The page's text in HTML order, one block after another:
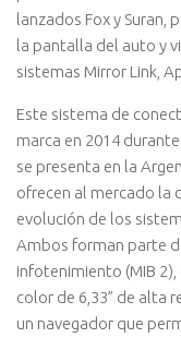
lanzados Fox y Suran,
la pantalla del auto y
sistemas Mirror Link,
Este sistema de
marca en 2014
se presenta en la
ofrecen al mercado la
evolución de los
Ambos forman parte
infotenimiento (MIB
color de 6,33” de alta
un navegador que